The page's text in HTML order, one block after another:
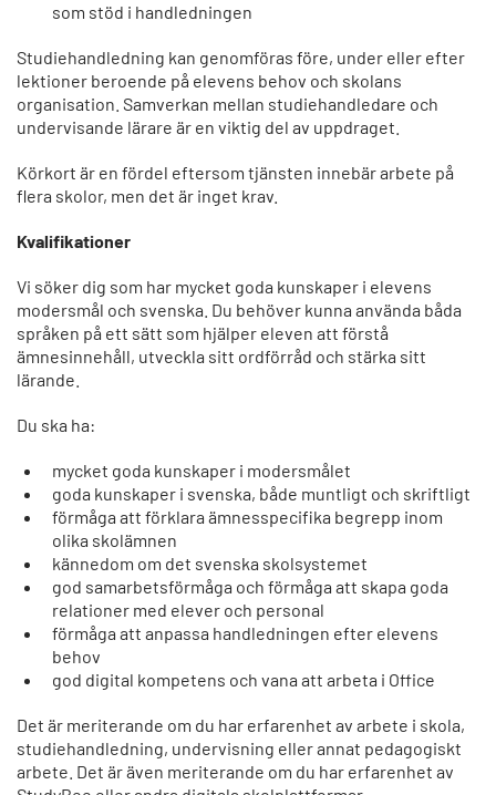
som stöd i handledningen
Studiehandledning kan genomföras före, under eller efter
lektioner beroende på elevens behov och skolans
organisation. Samverkan mellan studiehandledare och
undervisande lärare är en viktig del av uppdraget.
Körkort är en fördel eftersom tjänsten innebär arbete på
flera skolor, men det är inget krav.
Kvalifikationer
Vi söker dig som har mycket goda kunskaper i elevens
modersmål och svenska. Du behöver kunna använda båda
språken på ett sätt som hjälper eleven att förstå
ämnesinnehåll, utveckla sitt ordförråd och stärka sitt
lärande.
Du ska ha:
mycket goda kunskaper i modersmålet
goda kunskaper i svenska, både muntligt och skriftligt
förmåga att förklara ämnesspecifika begrepp inom
olika skolämnen
kännedom om det svenska skolsystemet
god samarbetsförmåga och förmåga att skapa goda
relationer med elever och personal
förmåga att anpassa handledningen efter elevens
behov
god digital kompetens och vana att arbeta i Office
Det är meriterande om du har erfarenhet av arbete i skola,
studiehandledning, undervisning eller annat pedagogiskt
arbete. Det är även meriterande om du har erfarenhet av